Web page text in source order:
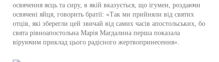
освячення яєць та сиру, в якій вказується, що ігумен, роздаючи
освячені яйця, говорить братії: «Так ми прийняли від святих
отців, які зберегли цей звичай від самих часів апостольських, бо
свята рівноапостольна Марія Магдалина перша показала
віруючим приклад цього радісного жертвопринесення».